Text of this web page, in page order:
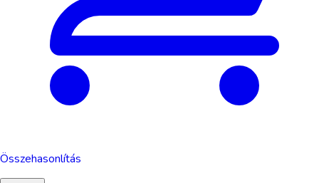
Összehasonlítás